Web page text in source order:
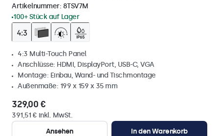
Artikelnummer: 8TSV7M
100+ Stück auf Lager
4:3 Multi-Touch Panel
Anschlüsse: HDMI, DisplayPort, USB-C, VGA
Montage: Einbau, Wand- und Tischmontage
Außenmaße: 199 x 159 x 35 mm
329,00 €
391,51 € inkl. MwSt.
Ansehen
In den Warenkorb